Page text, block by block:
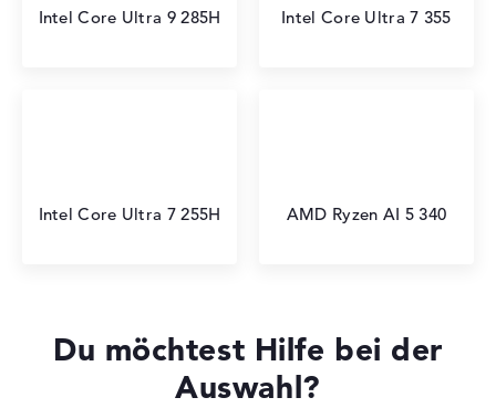
Intel Core Ultra 9 285H Intel Core Ultra 7 355
Intel Core Ultra 7 255H AMD Ryzen AI 5 340
Du möchtest Hilfe bei der
Auswahl?